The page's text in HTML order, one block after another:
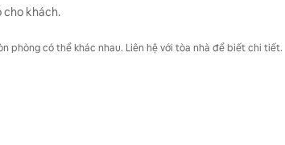
cho khách.
phòng có thể khác nhau. Liên hệ với tòa nhà để biết chi tiết.